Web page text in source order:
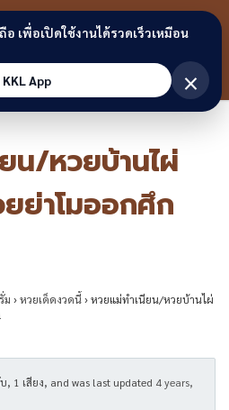
ขอนแก่น
ลิงก์
น/หวยบ้านไผ่
ย่าโมออกศึก
ม ›หวยเด็ดงวดนี้›หวยแม่ทำเนียน/หวยบ้านไผ่
1 เสียง, and was last updated 4 years,
เพื่อเปิดใช้งานได้รวดเร็วเหมือน
App
×